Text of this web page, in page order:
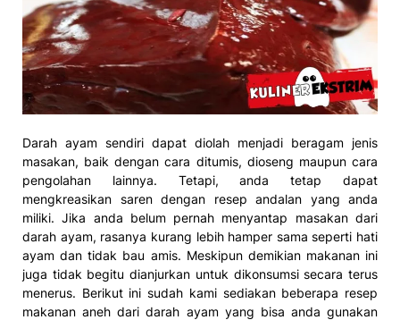
Darah ayam sendiri dapat diolah menjadi beragam jenis
masakan, baik dengan cara ditumis, dioseng maupun cara
pengolahan lainnya. Tetapi, anda tetap dapat
mengkreasikan saren dengan resep andalan yang anda
miliki. Jika anda belum pernah menyantap masakan dari
darah ayam, rasanya kurang lebih hamper sama seperti hati
ayam dan tidak bau amis. Meskipun demikian makanan ini
juga tidak begitu dianjurkan untuk dikonsumsi secara terus
menerus. Berikut ini sudah kami sediakan beberapa resep
makanan aneh dari darah ayam yang bisa anda gunakan